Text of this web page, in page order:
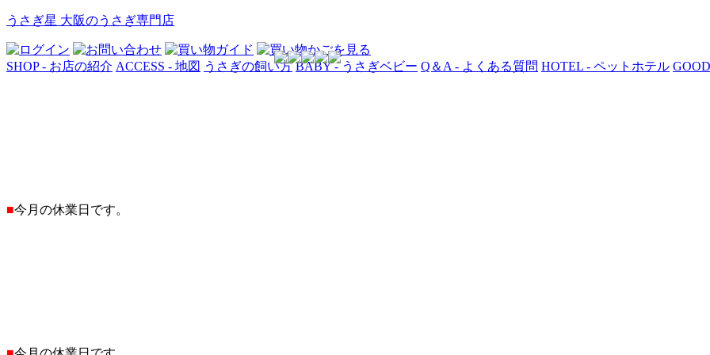
うさぎ星 大阪のうさぎ専門店
SHOP - お店の紹介 ACCESS - 地図 うさぎの飼い方 BABY - うさぎベビー Q＆A - よくある質問 HOTEL - ペットホテル
■今月の休業日です。